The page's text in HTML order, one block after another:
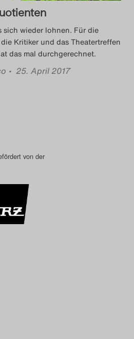
Blog
Blog
Blog
Blog
Blog
sich wieder lohnen. Für die
Kritiker und das Theatertreffen
das mal durchgerechnet.
• 25. April 2017
von der